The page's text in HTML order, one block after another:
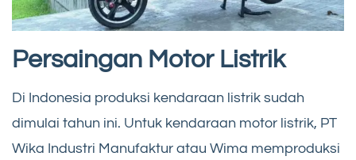
Persaingan Motor Listrik
Di Indonesia produksi kendaraan listrik sudah
dimulai tahun ini. Untuk kendaraan motor listrik, PT
Wika Industri Manufaktur atau Wima memproduksi